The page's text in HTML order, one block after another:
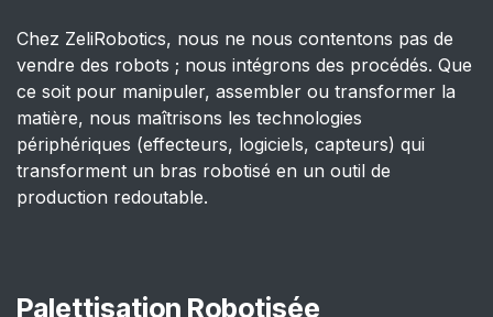
Chez ZeliRobotics, nous ne nous contentons pas de
vendre des robots ; nous intégrons des procédés. Que
ce soit pour manipuler, assembler ou transformer la
matière, nous maîtrisons les technologies
périphériques (effecteurs, logiciels, capteurs) qui
transforment un bras robotisé en un outil de
production redoutable.
Palettisation Robotisée